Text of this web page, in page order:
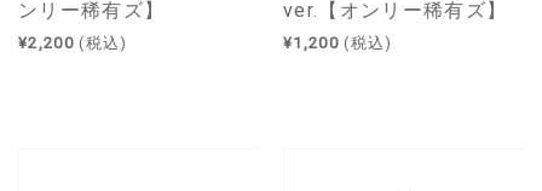
ンリー稀有ズ】
¥2,200 (税込)
ver.【オンリー稀有ズ】
¥1,200 (税込)